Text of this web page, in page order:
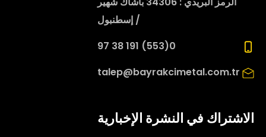
/ إسطنبول
0(553) 191 38 97
talep@bayrakcimetal.com.tr
الاشتراك في النشرة الإخبارية